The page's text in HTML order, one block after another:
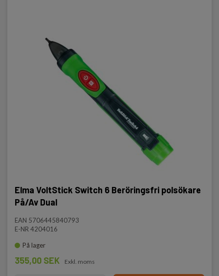
Elma VoltStick Switch 6 Beröringsfri polsökare
På/Av Dual
EAN 5706445840793
E-NR 4204016
På lager
355,00 SEK Exkl. moms